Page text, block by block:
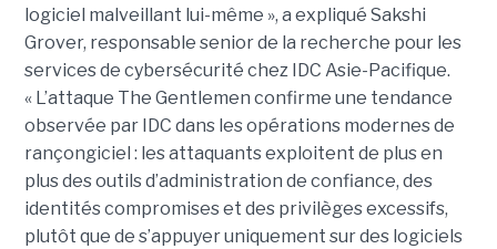
logiciel malveillant lui-même », a expliqué Sakshi
Grover, responsable senior de la recherche pour les
services de cybersécurité chez IDC Asie-Pacifique.
« L’attaque The Gentlemen confirme une tendance
observée par IDC dans les opérations modernes de
rançongiciel : les attaquants exploitent de plus en
plus des outils d’administration de confiance, des
identités compromises et des privilèges excessifs,
plutôt que de s’appuyer uniquement sur des logiciels